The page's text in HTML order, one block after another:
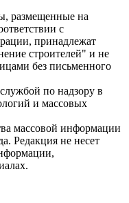
размещенные на
с
принадлежат
строителей" и не
без письменного
по надзору в
и массовых
массовой информации
Редакция не несет